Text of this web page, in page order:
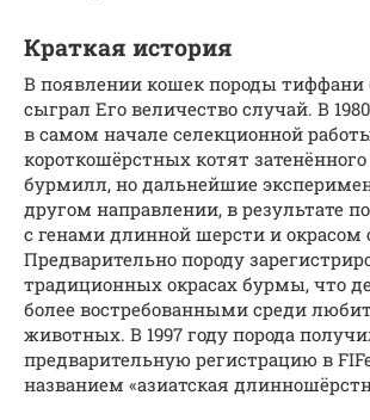
Краткая история
В появлении кошек породы
сыграл Его величество случай. В
в самом начале селекционной
короткошёрстных котят затенённого
бурмилл, но дальнейшие
другом направлении, в результате
с генами длинной шерсти и окрасом
Предварительно породу
традиционных окрасах бурмы, что
более востребованными среди
животных. В 1997 году порода
предварительную регистрацию в
названием «азиатская